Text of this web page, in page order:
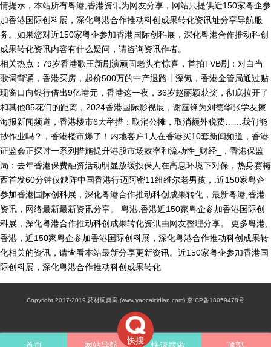
情提示，本站所有粤港,香港资讯为网友分享，网站只提供近150家粤企参
加香港国际创科展，深化粤港合作推动科创成果转化资讯址分享导航服
务。如果您对近150家粤企参加香港国际创科展，深化粤港合作推动科创
成果转化资讯内容有什么疑问，请咨询资讯作者。
相关热点：79岁香港歌王新剧演顽固老头有惊喜，首拍TVB剧：对白当
歌词背诵，香港买房，起价500万的中产退路丨深氪，香港金管局通过贴
现窗口向银行借出9亿港元，香港这一夜，36岁赵丽颖获奖，彻底拉开了
和其他85花们的距离，2024香港国际影视展，谢霆锋为刘德华张学友擦
海报新闻频道，香港楼市6大举措：取消公摊，取消额外税费……我们能
抄作业吗？，香港楼市爆了！内地客户1人在香港买10套新闻频道，香港
证监会正探讨一系列措施提升港股市场效率和流动性_财经_，香港保监
局：去年香港保费融资活动明显放缓投保人在高息环境下对保，热身赛梅
西首发60分钟仅缺阵中国香港行迈阿密11纽维尔老男孩，.近150家粤企
参加香港国际创科展，深化粤港合作推动科创成果转化，最新粤港,香港
资讯，网络最新最新资讯分享。 粤港,香港近150家粤企参加香港国际创
科展，深化粤港合作推动科创成果转化资讯由网友整理分享。 更多粤港,
香港，近150家粤企参加香港国际创科展，深化粤港合作推动科创成果转
化相关的资讯，请查看本站最新分享更新资讯。近150家粤企参加香港国
际创科展，深化粤港合作推动科创成果转化
快搜
Copyright 2017-2019 药材词典网 (www.yaocaicidian.com) 京ICP备18059478号